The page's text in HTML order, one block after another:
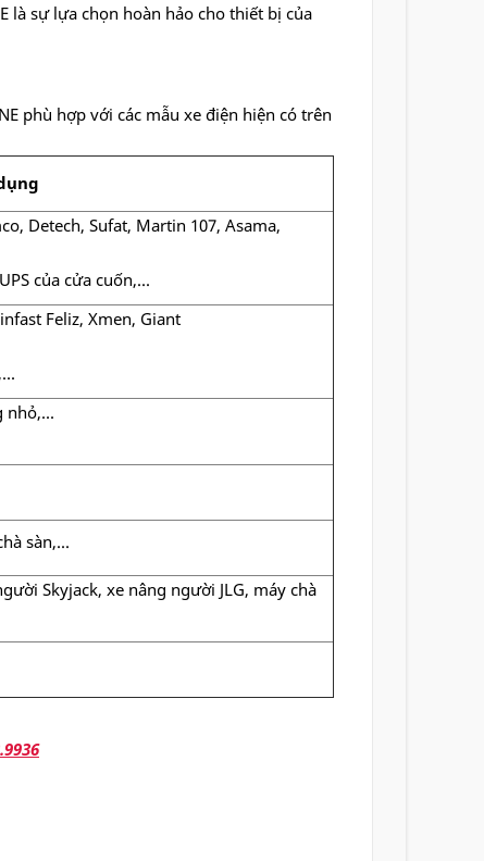
là sự lựa chọn hoàn hảo cho thiết bị của
phù hợp với các mẫu xe điện hiện có trên
Detech, Sufat, Martin 107, Asama,
của cửa cuốn,...
Feliz, Xmen, Giant
nhỏ,...
sàn,...
Skyjack, xe nâng người JLG, máy chà